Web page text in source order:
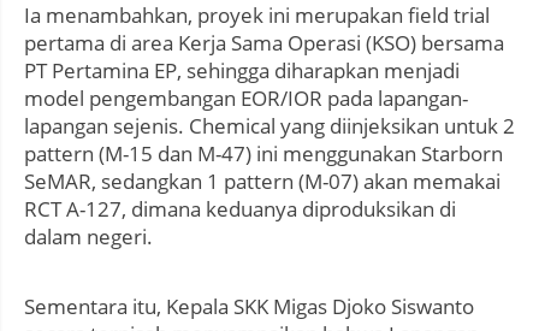
Ia menambahkan, proyek ini merupakan field trial
pertama di area Kerja Sama Operasi (KSO) bersama
PT Pertamina EP, sehingga diharapkan menjadi
model pengembangan EOR/IOR pada lapangan-
lapangan sejenis. Chemical yang diinjeksikan untuk 2
pattern (M-15 dan M-47) ini menggunakan Starborn
SeMAR, sedangkan 1 pattern (M-07) akan memakai
RCT A-127, dimana keduanya diproduksikan di
dalam negeri.
Sementara itu, Kepala SKK Migas Djoko Siswanto